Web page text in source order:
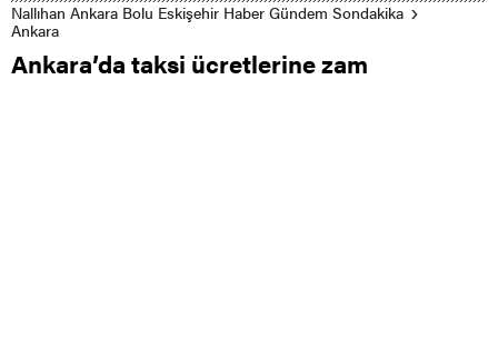
Nallıhan Ankara Bolu Eskişehir Haber Gündem Sondakika
Ankara
Ankara’da taksi ücretlerine zam